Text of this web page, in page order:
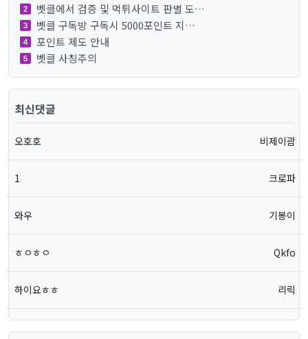
벳클에서 검증 및 먹튀사이트 판별 도…
벳클 구독방 구독시 5000포인트 지…
포인트 제도 안내
벳클 사칭주의
최신댓글
오호호 비제이괌
1 크로파
와우 기봉이
ㅎㅇㅎㅇ Qkfo
하이요ㅎㅎ 리릭